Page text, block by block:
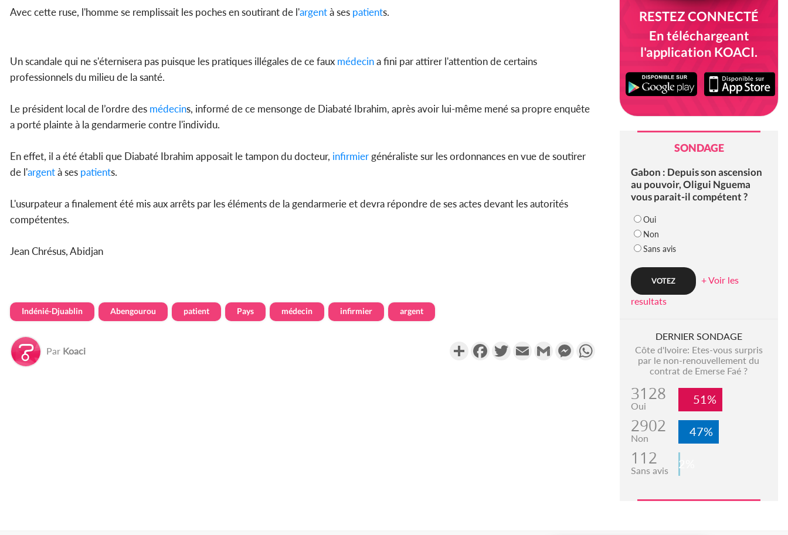
Avec cette ruse, l'homme se remplissait les poches en soutirant de l'argentà ses patients.
Un scandale qui ne s'éternisera pas puisque les pratiques illégales de ce faux médecina fini par attirer l'attention de certains
professionnels du milieu de la santé.
Le président local de l’ordre des médecins, informé de ce mensonge de Diabaté Ibrahim, après avoir lui-même mené sa propre enquête
a porté plainte à la gendarmerie contre l'individu.
En effet, il a été établi que Diabaté Ibrahim apposait le tampon du docteur, infirmiergénéraliste sur les ordonnances en vue de soutirer
de l'argentà ses patients.
L'usurpateur a finalement été mis aux arrêts par les éléments de la gendarmerie et devra répondre de ses actes devant les autorités
compétentes.
Jean Chrésus, Abidjan
Indénié-Djuablin Abengourou patient Pays médecin infirmier argent
Par Koaci PartagerFacebookTwitterEmail Gmail MessengerWhatsApp
RESTEZ CONNECTÉ
En téléchargeant
l'application KOACI.
SONDAGE
Gabon : Depuis son ascension
au pouvoir, Oligui Nguema
vous parait-il compétent ?
Oui
Non
Sans avis
+ Voir les
resultats
DERNIER SONDAGE
Côte d'Ivoire: Etes-vous surpris
par le non-renouvellement du
contrat de Emerse Faé ?
3128
Oui 51%
2902
Non 47%
112
Sans avis 2%